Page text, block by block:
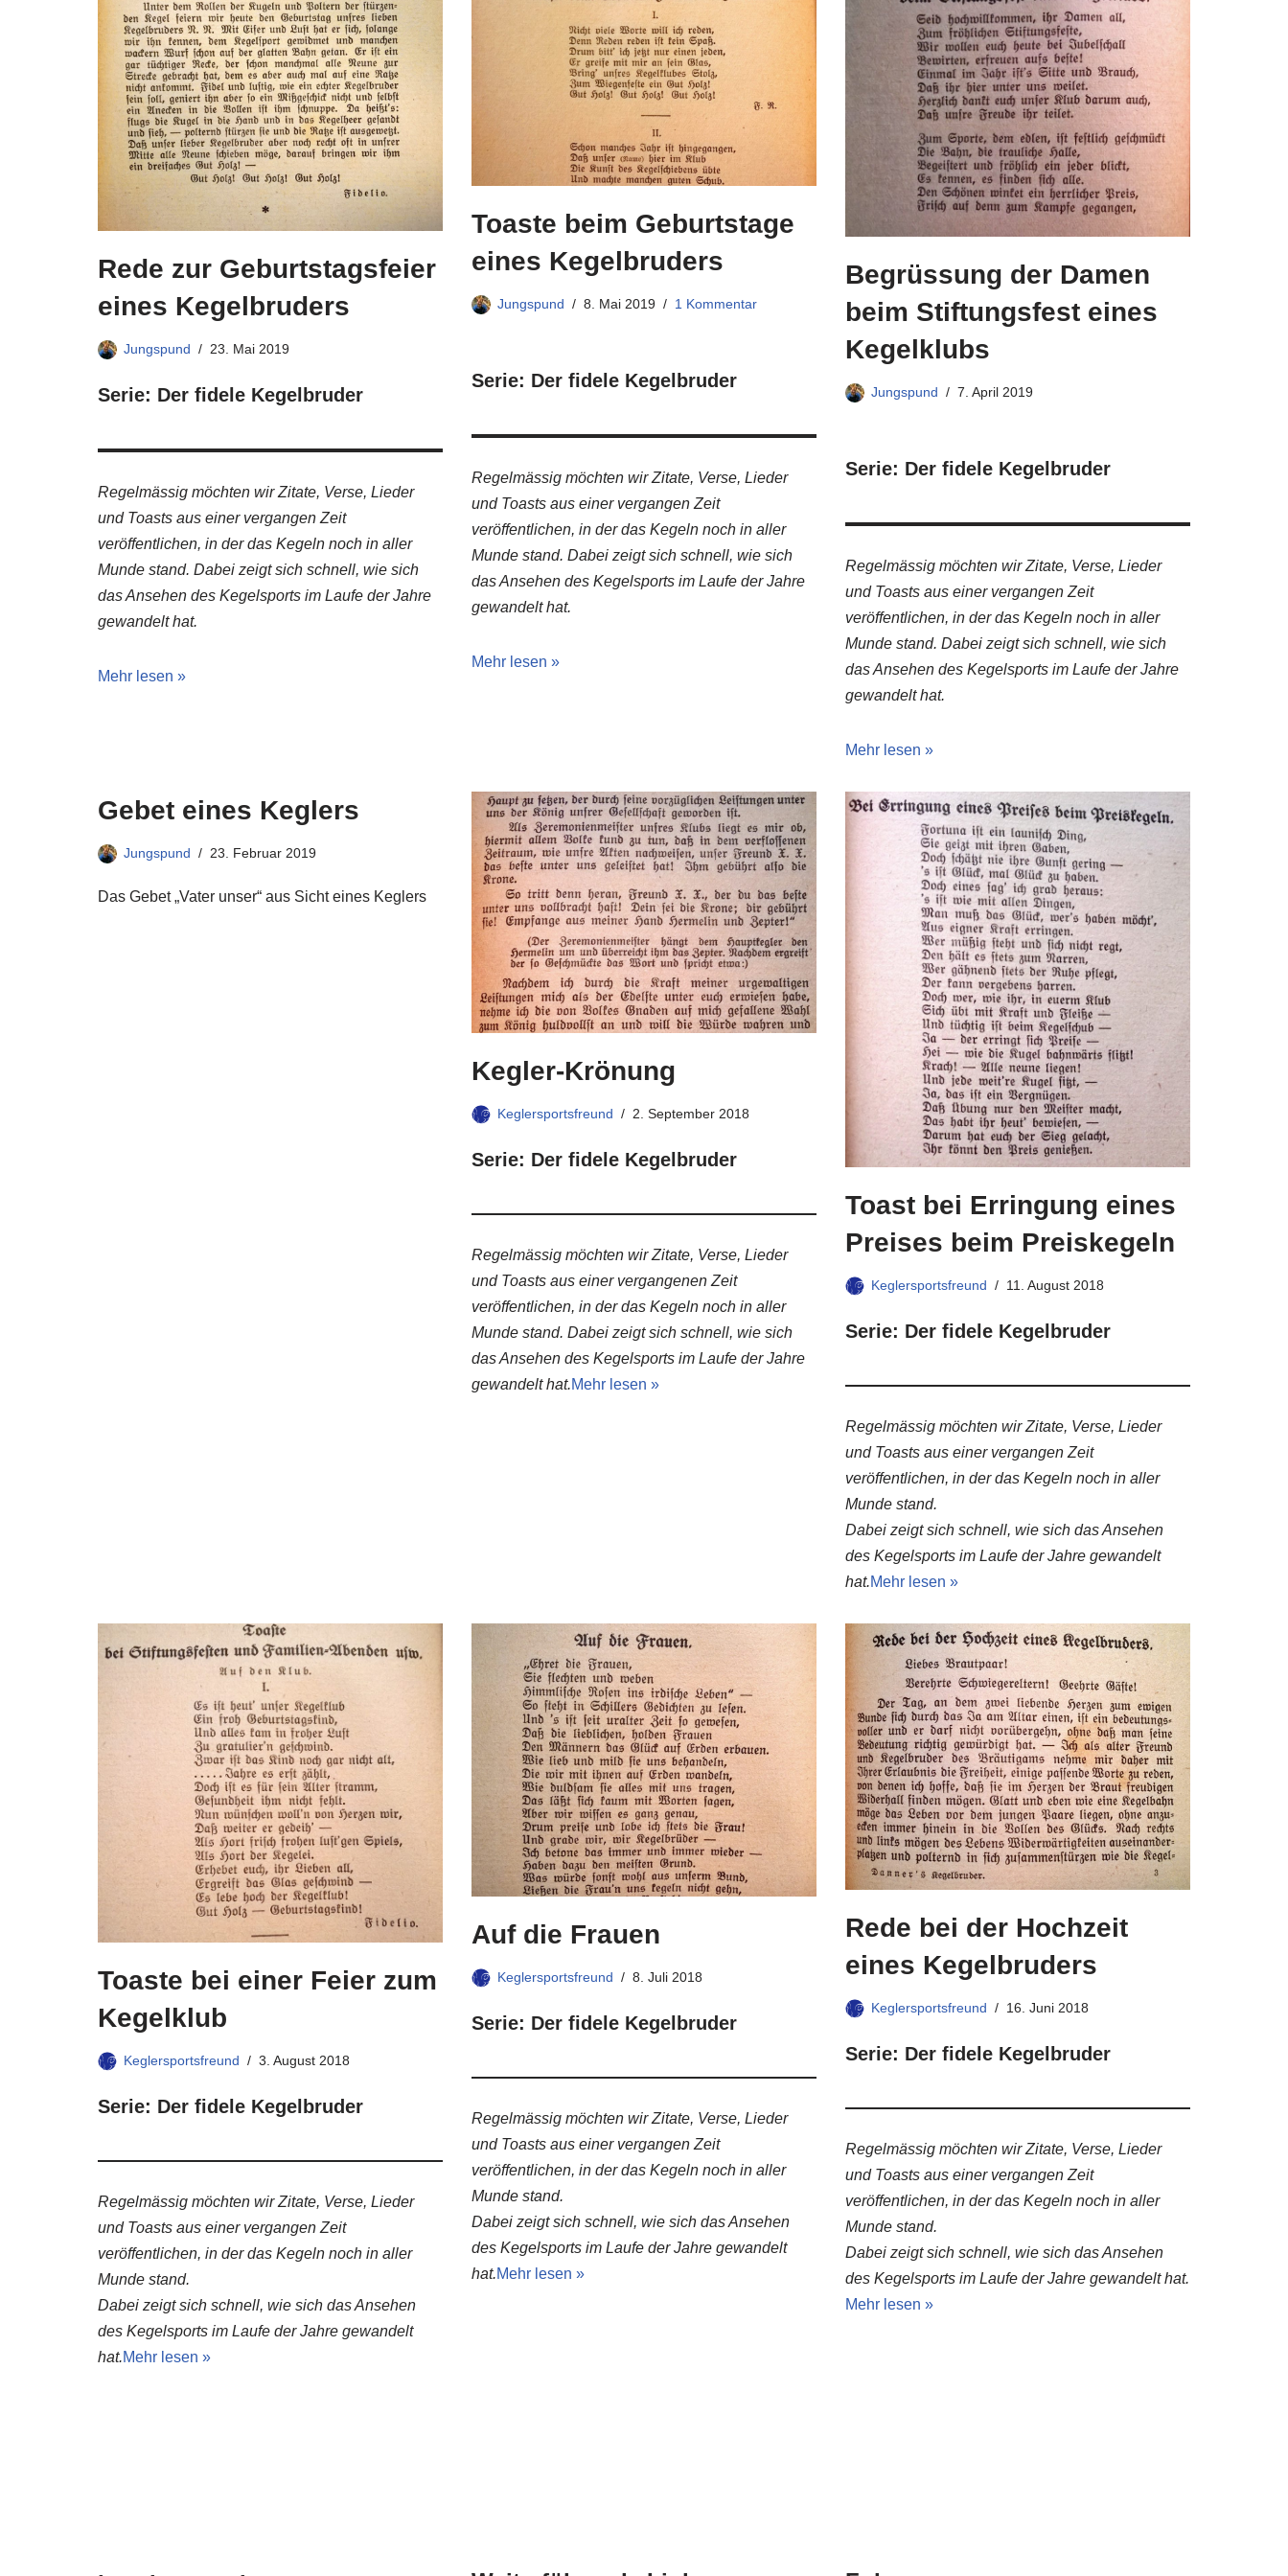
Rede zur Geburtstagsfeier
eines Kegelbruders
Jungspund 23. Mai 2019
Serie: Der fidele Kegelbruder
Regelmässig möchten wir Zitate, Verse, Lieder
und Toasts aus einer vergangen Zeit
veröffentlichen, in der das Kegeln noch in aller
Munde stand. Dabei zeigt sich schnell, wie sich
das Ansehen des Kegelsports im Laufe der Jahre
gewandelt hat.
Mehr lesen »
Toaste beim Geburtstage
eines Kegelbruders
Jungspund 8. Mai 2019 1 Kommentar
Serie: Der fidele Kegelbruder
Regelmässig möchten wir Zitate, Verse, Lieder
und Toasts aus einer vergangen Zeit
veröffentlichen, in der das Kegeln noch in aller
Munde stand. Dabei zeigt sich schnell, wie sich
das Ansehen des Kegelsports im Laufe der Jahre
gewandelt hat.
Mehr lesen »
Begrüssung der Damen
beim Stiftungsfest eines
Kegelklubs
Jungspund 7. April 2019
Serie: Der fidele Kegelbruder
Regelmässig möchten wir Zitate, Verse, Lieder
und Toasts aus einer vergangen Zeit
veröffentlichen, in der das Kegeln noch in aller
Munde stand. Dabei zeigt sich schnell, wie sich
das Ansehen des Kegelsports im Laufe der Jahre
gewandelt hat.
Mehr lesen »
Gebet eines Keglers
Jungspund 23. Februar 2019
Das Gebet „Vater unser“ aus Sicht eines Keglers
Kegler-Krönung
Keglersportsfreund 2. September 2018
Serie: Der fidele Kegelbruder
Regelmässig möchten wir Zitate, Verse, Lieder
und Toasts aus einer vergangenen Zeit
veröffentlichen, in der das Kegeln noch in aller
Munde stand. Dabei zeigt sich schnell, wie sich
das Ansehen des Kegelsports im Laufe der Jahre
gewandelt hat.Mehr lesen »
Toast bei Erringung eines
Preises beim Preiskegeln
Keglersportsfreund 11. August 2018
Serie: Der fidele Kegelbruder
Regelmässig möchten wir Zitate, Verse, Lieder
und Toasts aus einer vergangen Zeit
veröffentlichen, in der das Kegeln noch in aller
Munde stand.
Dabei zeigt sich schnell, wie sich das Ansehen
des Kegelsports im Laufe der Jahre gewandelt
hat.Mehr lesen »
Toaste bei einer Feier zum
Kegelklub
Keglersportsfreund 3. August 2018
Serie: Der fidele Kegelbruder
Regelmässig möchten wir Zitate, Verse, Lieder
und Toasts aus einer vergangen Zeit
veröffentlichen, in der das Kegeln noch in aller
Munde stand.
Dabei zeigt sich schnell, wie sich das Ansehen
des Kegelsports im Laufe der Jahre gewandelt
hat.Mehr lesen »
Auf die Frauen
Keglersportsfreund 8. Juli 2018
Serie: Der fidele Kegelbruder
Regelmässig möchten wir Zitate, Verse, Lieder
und Toasts aus einer vergangen Zeit
veröffentlichen, in der das Kegeln noch in aller
Munde stand.
Dabei zeigt sich schnell, wie sich das Ansehen
des Kegelsports im Laufe der Jahre gewandelt
hat.Mehr lesen »
Rede bei der Hochzeit
eines Kegelbruders
Keglersportsfreund 16. Juni 2018
Serie: Der fidele Kegelbruder
Regelmässig möchten wir Zitate, Verse, Lieder
und Toasts aus einer vergangen Zeit
veröffentlichen, in der das Kegeln noch in aller
Munde stand.
Dabei zeigt sich schnell, wie sich das Ansehen
des Kegelsports im Laufe der Jahre gewandelt hat.
Mehr lesen »